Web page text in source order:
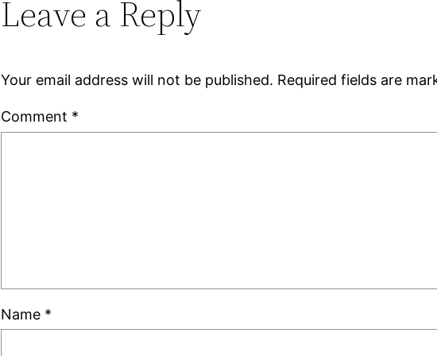
Leave a Reply
Your email address will not be published. Required fields are
Comment *
Name *